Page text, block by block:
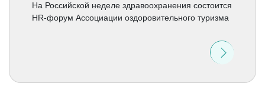
На Российской неделе здравоохранения состоится
HR-форум Ассоциации оздоровительного туризма